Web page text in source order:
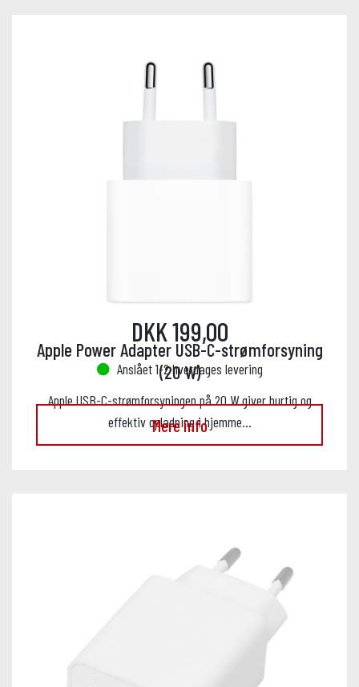
Apple Power Adapter USB-C-strømforsyning
(20 W)
Apple USB-C-strømforsyningen på 20 W giver hurtig og
effektiv opladning i hjemme…
DKK 199,00
Anslået 1-2 hverdages levering
Mere info